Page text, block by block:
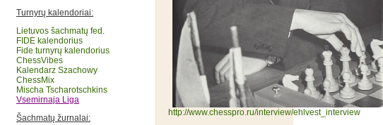
Turnyrų kalendoriai:
Lietuvos šachmatų fed .
FIDE kalendorius
Fide turnyrų kalendorius
ChessVibes
Kalendarz Szachowy
ChessMix
Mischa Tscharotschkins
Vsemirnaja Liga
Šachmatų žurnalai:
http://www.chesspro.ru/interview/ehlvest_interview